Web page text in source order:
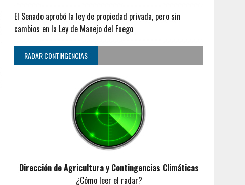
El Senado aprobó la ley de propiedad privada, pero sin
cambios en la Ley de Manejo del Fuego
RADAR CONTINGENCIAS
Dirección de Agricultura y Contingencias Climáticas
¿Cómo leer el radar?